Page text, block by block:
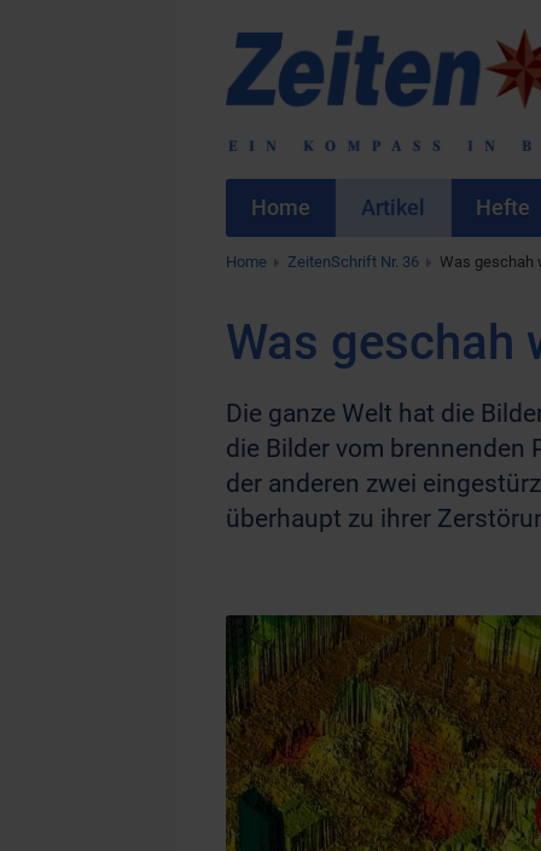
Home Artikel Hefte
Home ZeitenSchrift Nr. 36 Was geschah
Was geschah
Die ganze Welt hat die
die Bilder vom brennenden
der anderen zwei
überhaupt zu ihrer